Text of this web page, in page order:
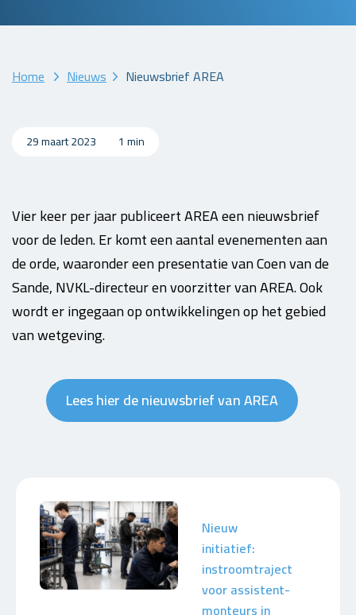
Home Nieuws Nieuwsbrief AREA
29 maart 2023 1 min
Vier keer per jaar publiceert AREA een nieuwsbrief
voor de leden. Er komt een aantal evenementen aan
de orde, waaronder een presentatie van Coen van de
Sande, NVKL-directeur en voorzitter van AREA. Ook
wordt er ingegaan op ontwikkelingen op het gebied
van wetgeving.
Lees hier de nieuwsbrief van AREA
Nieuw
initiatief:
instroomtraject
voor assistent-
monteurs in